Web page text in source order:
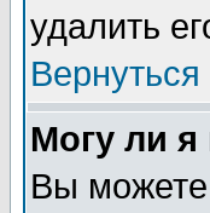
удалить
Могу ли я
Вы можете